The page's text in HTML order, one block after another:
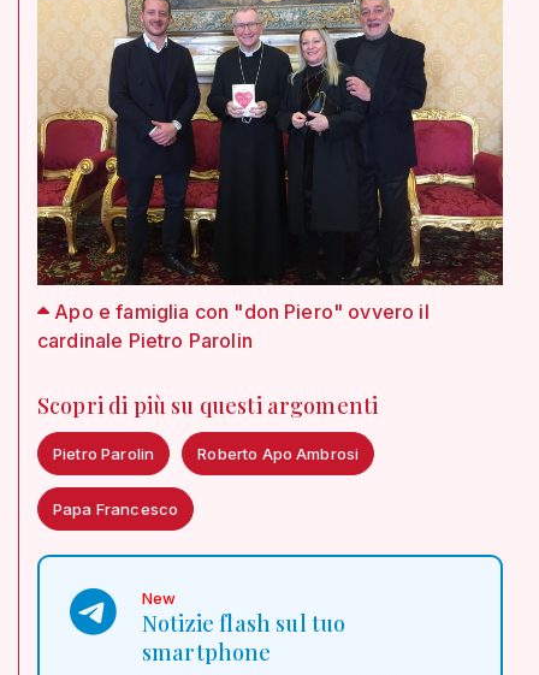
Apo e famiglia con "don Piero" ovvero il
cardinale Pietro Parolin
Scopri di più su questi argomenti
Pietro Parolin Roberto Apo Ambrosi
Papa Francesco
New
Notizie flash sul tuo
smartphone